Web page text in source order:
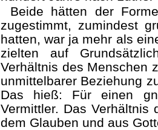
Beide hätten der
zugestimmt, zumindest
hatten, war ja mehr als
zielten auf
Verhältnis des Menschen
unmittelbarer Beziehung
Das hieß: Für einen
Vermittler. Das Verhältnis
dem Glauben und aus